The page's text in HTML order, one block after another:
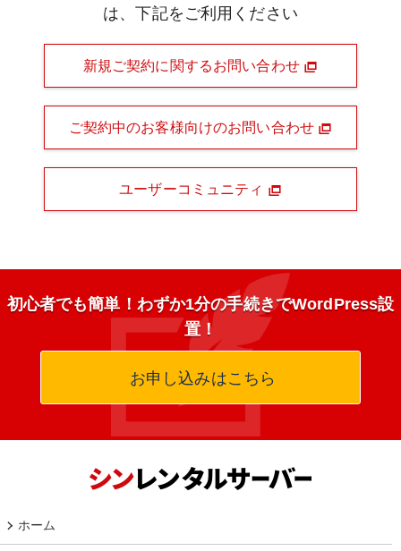
は、下記をご利用ください
新規ご契約に関するお問い合わせ
ご契約中のお客様向けのお問い合わせ
ユーザーコミュニティ
初心者でも簡単！わずか1分の手続きでWordPress設
置！
お申し込みはこちら
ホーム